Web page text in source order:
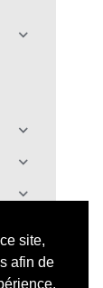
site,
afin de